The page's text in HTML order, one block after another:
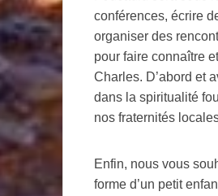
conférences, écrire
organiser des
pour faire connaître
Charles. D’abord et
dans la spiritualité
nos fraternités
Enfin, nous vous
forme d’un petit